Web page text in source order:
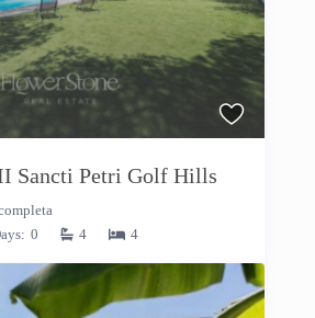
Sancti Petri Golf Hills
0 4 4